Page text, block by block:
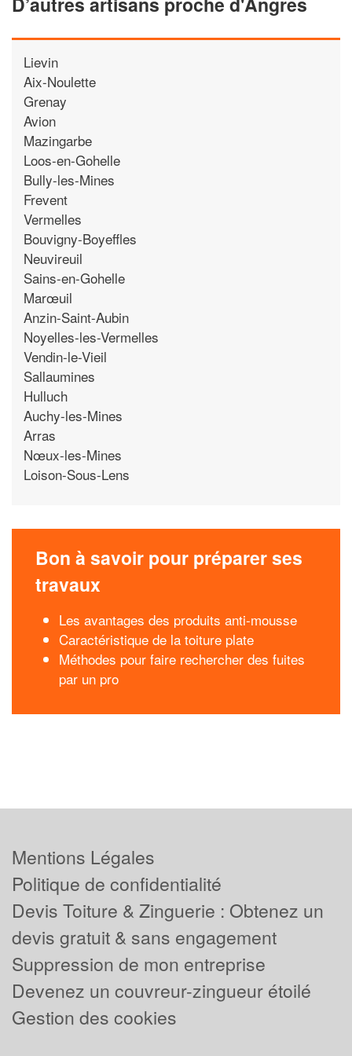
Lievin
Aix-Noulette
Grenay
Avion
Mazingarbe
Loos-en-Gohelle
Bully-les-Mines
Frevent
Vermelles
Bouvigny-Boyeffles
Neuvireuil
Sains-en-Gohelle
Marœuil
Anzin-Saint-Aubin
Noyelles-les-Vermelles
Vendin-le-Vieil
Sallaumines
Hulluch
Auchy-les-Mines
Arras
Nœux-les-Mines
Loison-Sous-Lens
Bon à savoir pour préparer ses
travaux
Les avantages des produits anti-mousse
Caractéristique de la toiture plate
Méthodes pour faire rechercher des fuites
par un pro
Mentions Légales
Politique de confidentialité
Devis Toiture & Zinguerie : Obtenez un
devis gratuit & sans engagement
Suppression de mon entreprise
Devenez un couvreur-zingueur étoilé
Gestion des cookies